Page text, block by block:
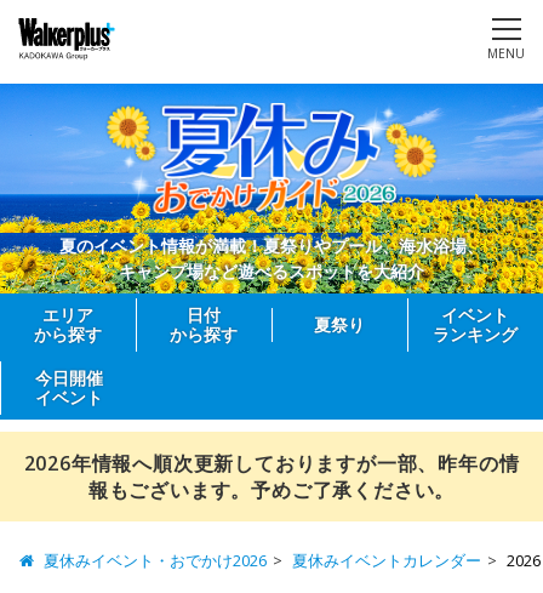
MENU
夏のイベント情報が満載！夏祭りやプール、海水浴場、
キャンプ場など遊べるスポットを大紹介
エリア
から探す
日付
から探す
夏祭り
イベント
ランキング
今日開催
イベント
2026年情報へ順次更新しておりますが一部、昨年の情
報もございます。予めご了承ください。
夏休みイベント・おでかけ2026 夏休みイベントカレンダー